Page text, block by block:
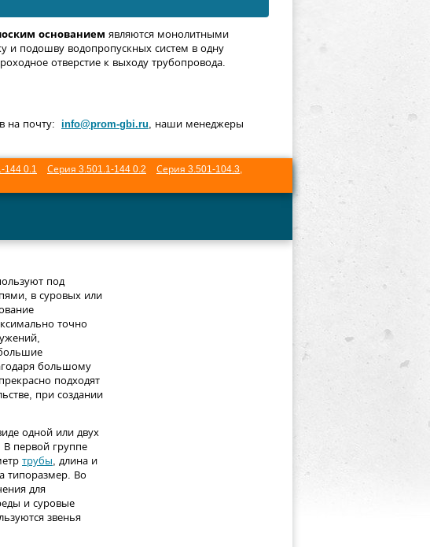
основанием являются монолитными
и подошву водопропускных систем в одну
отверстие к выходу трубопровода.
на почту: info@prom-gbi.ru, наши менеджеры
144 0.1 Серия 3.501.1-144 0.2 Серия 3.501-104.3,
под
в суровых или
точно
большому
подходят
при создании
одной или двух
первой группе
трубы, длина и
типоразмер. Во
для
и суровые
звенья